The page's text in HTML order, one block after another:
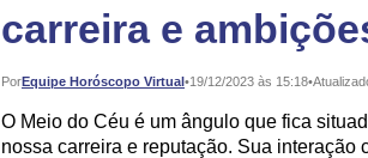
carreira e
PorEquipe Horóscopo Virtual•
Publicado: 19/12/2023 às 15:18•
O Meio do Céu é um ângulo que fica
nossa carreira e reputação. Sua interação